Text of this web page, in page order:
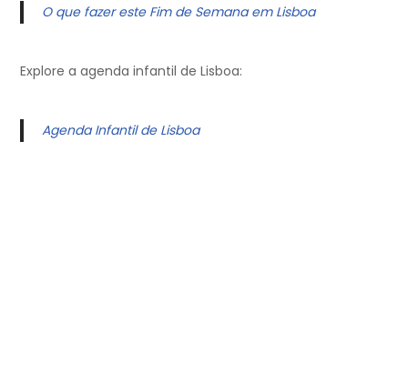
O que fazer este Fim de Semana em Lisboa
Explore a agenda infantil de Lisboa:
Agenda Infantil de Lisboa